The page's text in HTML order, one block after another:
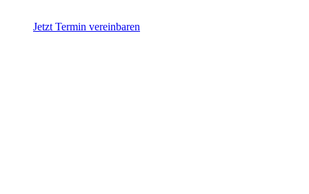
Jetzt Termin vereinbaren